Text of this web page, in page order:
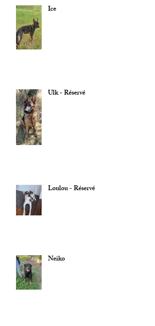
Ice
Ulk - Réservé
Loulou - Réservé
Neiko